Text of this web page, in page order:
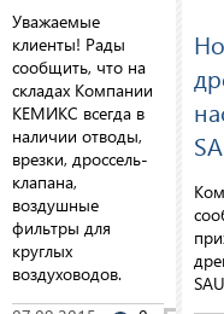
Уважаемые
клиенты! Рады
сообщить, что на
складах Компании
КЕМИКС всегда в
наличии отводы,
врезки, дроссель-
клапана,
воздушные
фильтры для
круглых
воздуховодов.